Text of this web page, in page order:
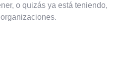
o quizás ya está teniendo,